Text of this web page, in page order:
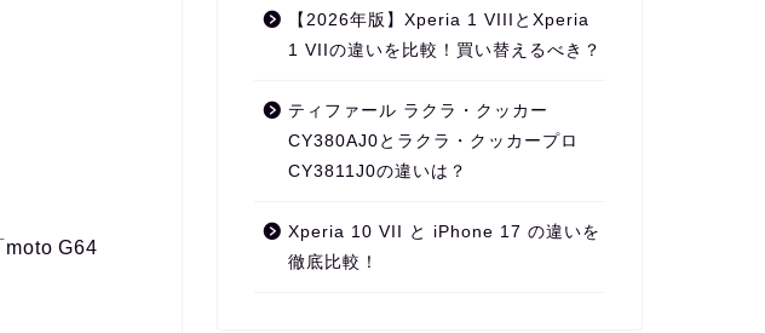
moto G64
【2026年版】Xperia 1 VIIIとXperia
1 VIIの違いを比較！買い替えるべき？
ティファール ラクラ・クッカー
CY380AJ0とラクラ・クッカープロ
CY3811J0の違いは？
Xperia 10 VII と iPhone 17 の違いを
徹底比較！